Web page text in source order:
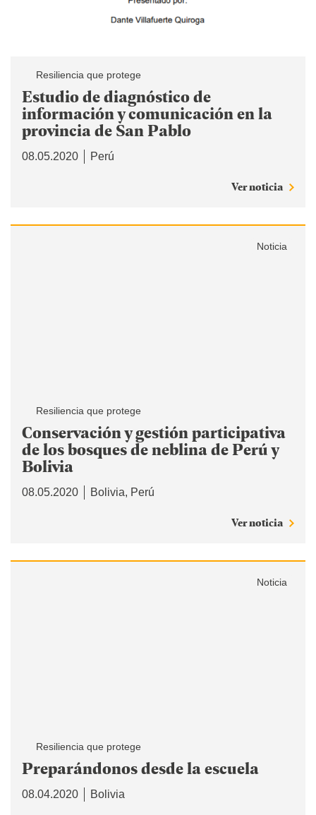
Resiliencia que protege
Estudio de diagnóstico de
información y comunicación en la
provincia de San Pablo
08.05.2020 Perú
Ver noticia
Noticia
Resiliencia que protege
Conservación y gestión participativa
de los bosques de neblina de Perú y
Bolivia
08.05.2020 Bolivia Perú
Ver noticia
Noticia
Resiliencia que protege
Preparándonos desde la escuela
08.04.2020 Bolivia